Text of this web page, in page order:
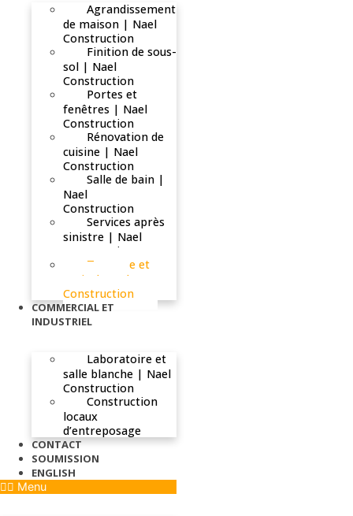
Agrandissement
de maison | Nael
Construction
Finition de sous-
sol | Nael
Construction
Portes et
fenêtres | Nael
Construction
Rénovation de
cuisine | Nael
Construction
Salle de bain |
Nael
Construction
Services après
sinistre | Nael
Construction
Terrasse et
patio | Nael
Construction
COMMERCIAL ET
INDUSTRIEL
Laboratoire et
salle blanche | Nael
Construction
Construction
locaux
d’entreposage
CONTACT
SOUMISSION
ENGLISH
Menu